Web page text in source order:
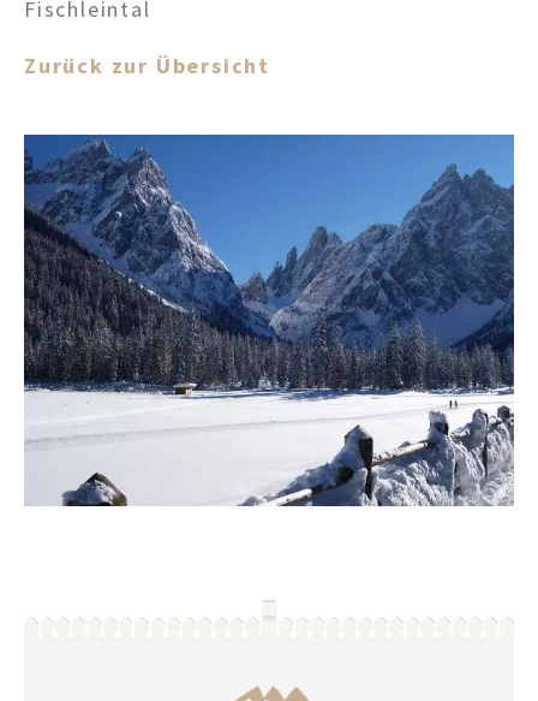
Fischleintal
Zurück zur Übersicht